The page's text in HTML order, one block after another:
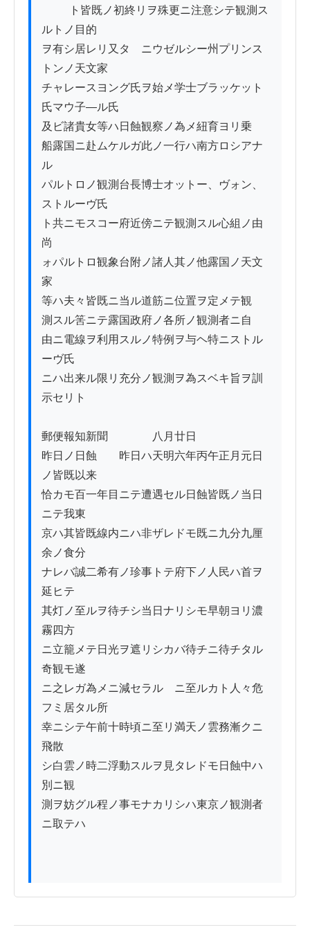
ルトノ目的
ヲ有シ居レリ又タ　ニウゼルシー州プリンス
トンノ天文家
チャレースヨング氏ヲ始メ学士ブラッケット
氏マウ子―ル氏
及ビ諸貴女等ハ日蝕観察ノ為メ紐育ヨリ乗
船露国ニ赴ムケルガ此ノ一行ハ南方ロシアナ
ル
パルトロノ観測台長博士オットー、ヴォン、
ストルーヴ氏
ト共ニモスコー府近傍ニテ観測スル心組ノ由
尚
ォパルトロ観象台附ノ諸人其ノ他露国ノ天文
家
等ハ夫々皆既ニ当ル道筋ニ位置ヲ定メテ観
測スル筈ニテ露国政府ノ各所ノ観測者ニ自
由ニ電線ヲ利用スルノ特例ヲ与ヘ特ニストル
ーヴ氏
ニハ出来ル限リ充分ノ観測ヲ為スベキ旨ヲ訓
示セリト
郵便報知新聞　　　　八月廿日
昨日ノ日蝕　　昨日ハ天明六年丙午正月元日
ノ皆既以来
恰カモ百一年目ニテ遭遇セル日蝕皆既ノ当日
ニテ我東
京ハ其皆既線内ニハ非ザレドモ既ニ九分九厘
余ノ食分
ナレバ誠二希有ノ珍事トテ府下ノ人民ハ首ヲ
延ヒテ
其灯ノ至ルヲ待チシ当日ナリシモ早朝ヨリ濃
霧四方
ニ立籠メテ日光ヲ遮リシカバ待チニ待チタル
奇観モ遂
ニ之レガ為メニ減セラルゝニ至ルカト人々危
フミ居タル所
幸ニシテ午前十時頃ニ至リ満天ノ雲務漸クニ
飛散
シ白雲ノ時二浮動スルヲ見タレドモ日蝕中ハ
別ニ観
測ヲ妨グル程ノ事モナカリシハ東京ノ観測者
ニ取テハ